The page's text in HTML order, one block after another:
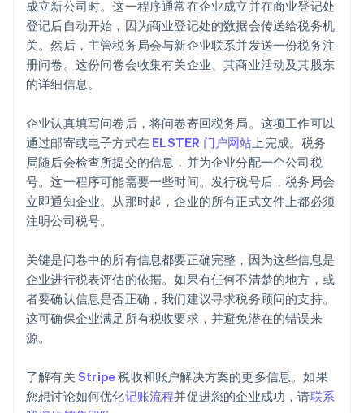
成立新公司时。这一程序通常在企业成立并在商业登记处
登记后自动开始，因为商业登记处的数据会传送给税务机
关。然后，主管税务局会与新企业联系并发送一份税务注
册问卷。这份问卷会收集有关企业、其商业活动及其股东
的详细信息。
企业认真填写问卷后，将问卷寄回税务局。这项工作可以
通过邮寄或电子方式在 ELSTER 门户网站上完成。税务
局随后会检查所提交的信息，并为企业分配一个公司税
号。这一程序可能需要一些时间。发行税号后，税务局会
立即通知企业。从那时起，企业的所有正式文件上都必须
注明公司税号。
关键是问卷中的所有信息都要正确完整，因为这些信息是
企业进行税表评估的依据。如果有任何不清楚的地方，或
者要确认信息是否正确，我们建议寻求税务顾问的支持。
这可确保企业满足所有税收要求，并避免潜在的错误来
源。
了解有关 Stripe税收和账户解决方案的更多信息。如果
您想讨论如何优化记账流程并促进您的企业成功，请联系
爱尔兰
English
爱沙尼亚
English
English
巴西